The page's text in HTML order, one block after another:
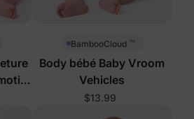
BambooCloud ™
Body bébé Baby Vroom
Vehicles
$13.99